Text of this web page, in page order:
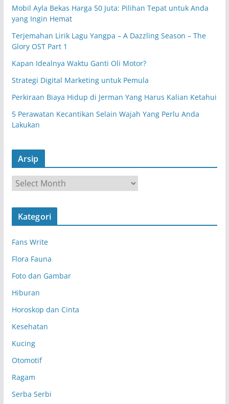
Mobil Ayla Bekas Harga 50 Juta: Pilihan Tepat untuk Anda
yang Ingin Hemat
Terjemahan Lirik Lagu Yangpa – A Dazzling Season – The
Glory OST Part 1
Kapan Idealnya Waktu Ganti Oli Motor?
Strategi Digital Marketing untuk Pemula
Perkiraan Biaya Hidup di Jerman Yang Harus Kalian Ketahui
5 Perawatan Kecantikan Selain Wajah Yang Perlu Anda
Lakukan
Arsip
s
Kategori
Fans Write
Flora Fauna
Foto dan Gambar
Hiburan
Horoskop dan Cinta
Kesehatan
Kucing
Otomotif
Ragam
Serba Serbi